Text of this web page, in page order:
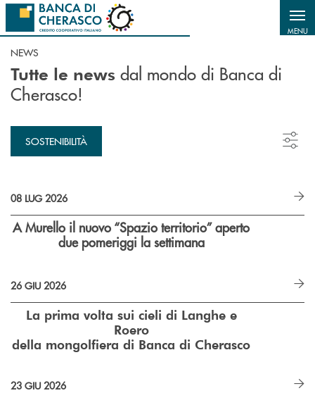
Salta al contenuto principale
MENU
NEWS
Tutte le news dal mondo di Banca di
Cherasco!
SOSTENIBILITÀ
08 LUG 2026
A Murello il nuovo “Spazio territorio”aperto
due pomeriggi la settimana
26 GIU 2026
La prima volta sui cieli di Langhe e
Roero
della mongolfiera di Banca di Cherasco
23 GIU 2026